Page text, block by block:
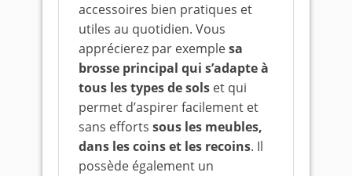
accessoires bien pratiques et
utiles au quotidien. Vous
apprécierez par exemplesa
brosse principal qui s’adapte à
tous les types de sols et qui
permet d’aspirer facilement et
sans efforts sous les meubles,
dans les coins et les recoins. Il
possède également un